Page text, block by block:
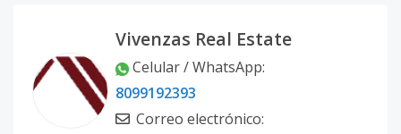
Vivenzas Real Estate
Celular / WhatsApp:
8099192393
Correo electrónico: